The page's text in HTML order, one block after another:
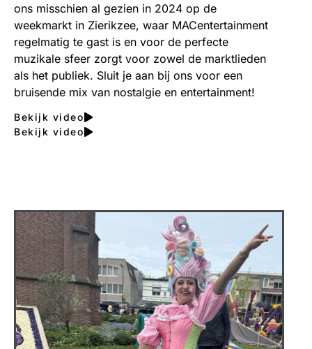
ons misschien al gezien in 2024 op de
weekmarkt in Zierikzee, waar MACentertainment
regelmatig te gast is en voor de perfecte
muzikale sfeer zorgt voor zowel de marktlieden
als het publiek. Sluit je aan bij ons voor een
bruisende mix van nostalgie en entertainment!
Bekijk video
Bekijk video